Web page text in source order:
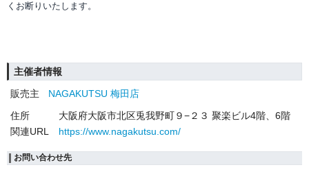
くお断りいたします。
主催者情報
販売主
NAGAKUTSU 梅田店
住所
大阪府大阪市北区兎我野町９−２３ 聚楽ビル4階、6階
関連URL
https://www.nagakutsu.com/
お問い合わせ先